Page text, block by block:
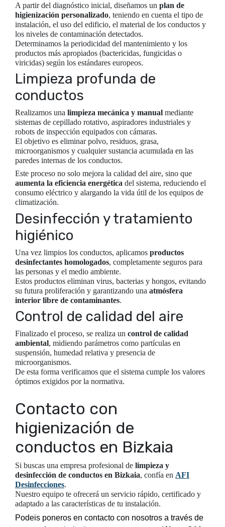
A partir del diagnóstico inicial, diseñamos un plan de
higienización personalizado, teniendo en cuenta el tipo de
instalación, el uso del edificio, el material de los conductos y
los niveles de contaminación detectados.
Determinamos la periodicidad del mantenimiento y los
productos más apropiados (bactericidas, fungicidas o
viricidas) según los estándares europeos.
Limpieza profunda de
conductos
Realizamos una limpieza mecánica y manual mediante
sistemas de cepillado rotativo, aspiradores industriales y
robots de inspección equipados con cámaras.
El objetivo es eliminar polvo, residuos, grasa,
microorganismos y cualquier sustancia acumulada en las
paredes internas de los conductos.
Este proceso no solo mejora la calidad del aire, sino que
aumenta la eficiencia energética del sistema, reduciendo el
consumo eléctrico y alargando la vida útil de los equipos de
climatización.
Desinfección y tratamiento
higiénico
Una vez limpios los conductos, aplicamos productos
desinfectantes homologados, completamente seguros para
las personas y el medio ambiente.
Estos productos eliminan virus, bacterias y hongos, evitando
su futura proliferación y garantizando una atmósfera
interior libre de contaminantes.
Control de calidad del aire
Finalizado el proceso, se realiza un control de calidad
ambiental, midiendo parámetros como partículas en
suspensión, humedad relativa y presencia de
microorganismos.
De esta forma verificamos que el sistema cumple los valores
óptimos exigidos por la normativa.
Contacto con
higienización de
conductos en Bizkaia
Si buscas una empresa profesional de limpieza y
desinfección de conductos en Bizkaia, confía en AFI
Desinfecciones.
Nuestro equipo te ofrecerá un servicio rápido, certificado y
adaptado a las características de tu instalación.
Podeis poneros en contacto con nosotros a través de